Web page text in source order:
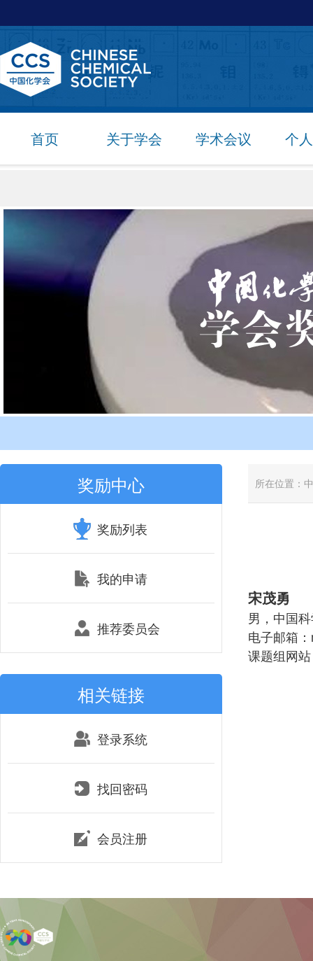
首页 关于学会 学术会议 个
奖励中心
奖励列表
我的申请
推荐委员会
相关链接
登录系统
找回密码
会员注册
所在位置：
宋茂勇
男，中国
电子邮箱
课题组网